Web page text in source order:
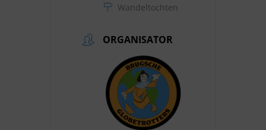
Wandeltochten
ORGANISATOR